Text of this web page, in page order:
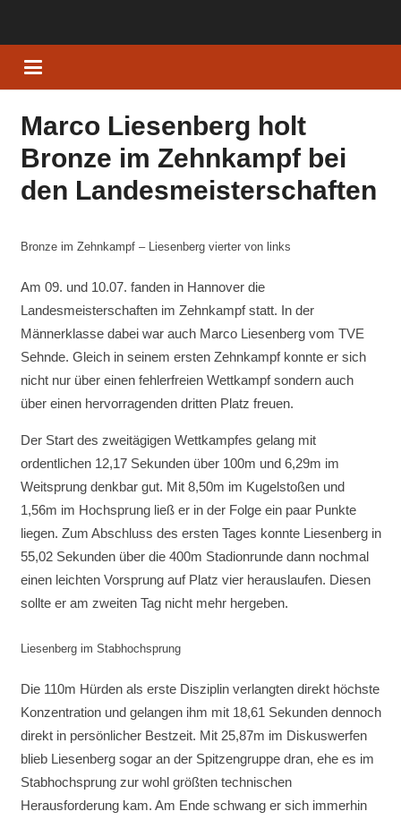
Marco Liesenberg holt
Bronze im Zehnkampf bei
den Landesmeisterschaften
Bronze im Zehnkampf – Liesenberg vierter von links
Am 09. und 10.07. fanden in Hannover die
Landesmeisterschaften im Zehnkampf statt. In der
Männerklasse dabei war auch Marco Liesenberg vom TVE
Sehnde. Gleich in seinem ersten Zehnkampf konnte er sich
nicht nur über einen fehlerfreien Wettkampf sondern auch
über einen hervorragenden dritten Platz freuen.
Der Start des zweitägigen Wettkampfes gelang mit
ordentlichen 12,17 Sekunden über 100m und 6,29m im
Weitsprung denkbar gut. Mit 8,50m im Kugelstoßen und
1,56m im Hochsprung ließ er in der Folge ein paar Punkte
liegen. Zum Abschluss des ersten Tages konnte Liesenberg in
55,02 Sekunden über die 400m Stadionrunde dann nochmal
einen leichten Vorsprung auf Platz vier herauslaufen. Diesen
sollte er am zweiten Tag nicht mehr hergeben.
Liesenberg im Stabhochsprung
Die 110m Hürden als erste Disziplin verlangten direkt höchste
Konzentration und gelangen ihm mit 18,61 Sekunden dennoch
direkt in persönlicher Bestzeit. Mit 25,87m im Diskuswerfen
blieb Liesenberg sogar an der Spitzengruppe dran, ehe es im
Stabhochsprung zur wohl größten technischen
Herausforderung kam. Am Ende schwang er sich immerhin